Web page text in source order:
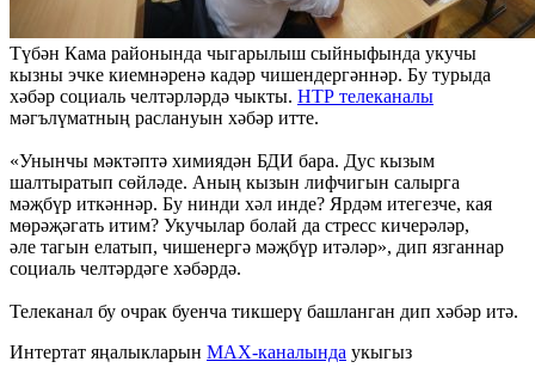
Түбән Кама районында чыгарылыш сыйныфында укучы
кызны эчке киемнәренә кадәр чишендергәннәр. Бу турыда
хәбәр социаль челтәрләрдә чыкты. НТР телеканалы
мәгълүматның раслануын хәбәр итте.
«Унынчы мәктәптә химиядән БДИ бара. Дус кызым
шалтыратып сөйләде. Аның кызын лифчигын салырга
мәҗбүр иткәннәр. Бу нинди хәл инде? Ярдәм итегезче, кая
мөрәҗәгать итим? Укучылар болай да стресс кичерәләр,
әле тагын елатып, чишенергә мәҗбүр итәләр», дип язганнар
социаль челтәрдәге хәбәрдә.
Телеканал бу очрак буенча тикшерү башланган дип хәбәр итә.
Интертат яңалыкларын MAX-каналында укыгыз